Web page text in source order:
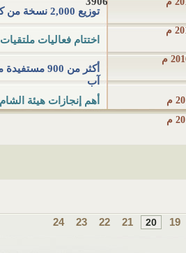
توزيع 2,000 نسخة من كتاب "شبهات تنظيم الدولة الإسلامية...
اختتام فعاليات
أكثر من
آب
أهم إنجازات هيئة الشام
19
20
21
22
23
24